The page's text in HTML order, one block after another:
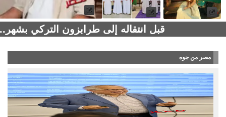
قبل انتقاله إلى طرابزون التركي
مصر من جوه